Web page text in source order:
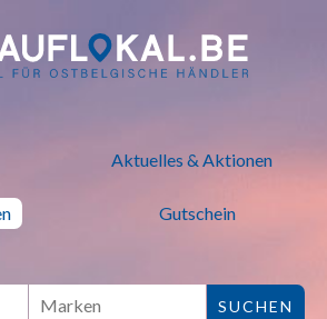
- Bei lokalen
Aktuelles & Aktionen
Gutschein